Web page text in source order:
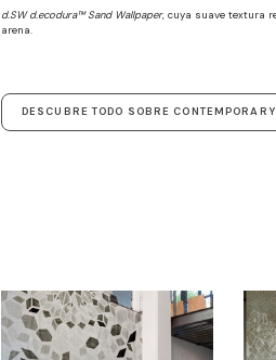
d.SW d.ecodura™ Sand Wallpaper, cuya suave textura
arena.
DESCUBRE TODO SOBRE